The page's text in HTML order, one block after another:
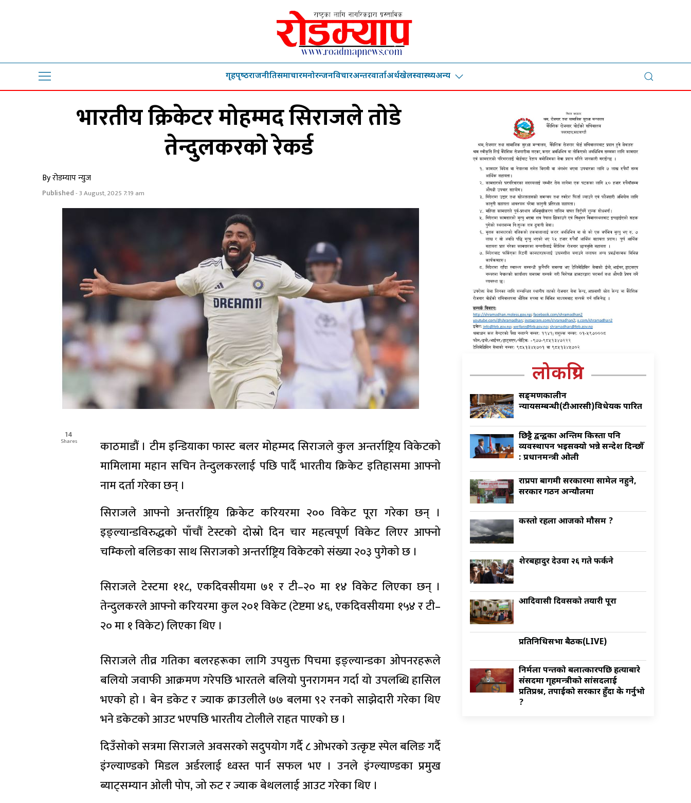
गृहपृष्‍ठराजनीतिसमाचारमनोरन्जनविचारअन्तरवार्ताअर्थखेलस्वास्थ्यअन्य
भारतीय क्रिकेटर मोहम्मद सिराजले तोडे
तेन्दुलकरको रेकर्ड
By रोडम्याप न्युज
Published- 3 August, 2025 7:19 am
14
Shares
काठमाडौं । टीम इन्डियाका फास्ट बलर मोहम्मद सिराजले कुल अन्तर्राष्ट्रिय विकेटको
मामिलामा महान सचिन तेन्दुलकरलाई पछि पार्दै भारतीय क्रिकेट इतिहासमा आफ्नो
नाम दर्ता गरेका छन् ।
सिराजले आफ्नो अन्तर्राष्ट्रिय क्रिकेट करियरमा २०० विकेट पूरा गरेका छन् ।
इङ्ल्यान्डविरुद्धको पाँचौं टेस्टको दोस्रो दिन चार महत्वपूर्ण विकेट लिएर आफ्नो
चम्किलो बलिङका साथ सिराजको अन्तर्राष्ट्रिय विकेटको संख्या २०३ पुगेको छ ।
सिराजले टेस्टमा ११८, एकदिवसीयमा ७१ र टी–२० मा १४ विकेट लिएका छन् ।
तेन्दुलकरले आफ्नो करियरमा कुल २०१ विकेट (टेष्टमा ४६, एकदिवसीयमा १५४ र टी–
२० मा १ विकेट) लिएका थिए ।
सिराजले तीव्र गतिका बलरहरूका लागि उपयुक्त पिचमा इङ्ल्यान्डका ओपनरहरूले
बलियो जवाफी आक्रमण गरेपछि भारतले बलियो पुनरागमन गर्दा यो उपलब्धि हासिल
भएको हो । बेन डकेट र ज्याक क्राउलीले ७७ बलमा ९२ रनको साझेदारी गरेका थिए
भने डकेटको आउट भएपछि भारतीय टोलीले राहत पाएको छ ।
दिउँसोको सत्रमा सिराजले अवसरको सदुपयोग गर्दै ८ ओभरको उत्कृष्ट स्पेल बलिङ गर्दै
इंग्ल्याण्डको मिडल अर्डरलाई ध्वस्त पार्न सफल भए । उनले इंग्ल्याण्डका प्रमुख
ब्याट्सम्यान ओली पोप, जो रुट र ज्याक बेथललाई आउट गरेका थिए ।
लोकप्रिय
सङ्क्रमणकालीन
न्यायसम्बन्धी(टीआरसी)विधेयक पारित
छिट्टै द्वन्द्वका अन्तिम किस्ता पनि
व्यवस्थापन भइसक्यो भन्ने सन्देश दिन्छौँ
: प्रधानमन्त्री ओली
राप्रपा बागमी सरकारमा सामेल नहुने,
सरकार गठन अन्याैलमा
कस्ताे रहला आजकाे माैसम ?
शेरबहादुर देउवा २६ गते फर्कने
आदिवासी दिवसको तयारी पूरा
प्रतिनिधिसभा बैठक(LIVE)
निर्मला पन्तको बलात्कारपछि हत्याबारे
संसदमा गृहमन्त्रीको सांसदलाई
प्रतिप्रश्न, तपाईको सरकार हुँदा के गर्नुभो
?